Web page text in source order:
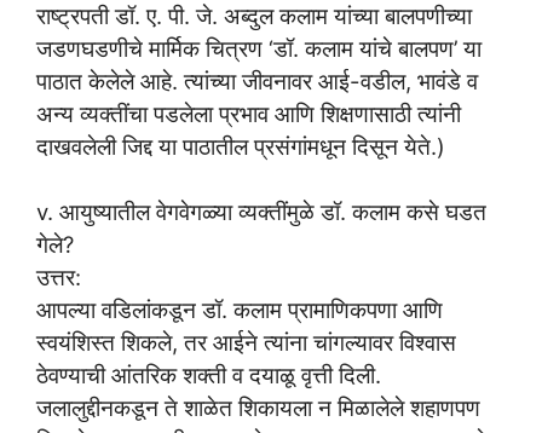
राष्ट्रपती डॉ. ए. पी. जे. अब्दुल कलाम यांच्या बालपणीच्या
जडणघडणीचे मार्मिक चित्रण ‘डॉ. कलाम यांचे बालपण’ या
पाठात केलेले आहे. त्यांच्या जीवनावर आई-वडील, भावंडे व
अन्य व्यक्तींचा पडलेला प्रभाव आणि शिक्षणासाठी त्यांनी
दाखवलेली जिद्द या पाठातील प्रसंगांमधून दिसून येते.)
v. आयुष्यातील वेगवेगळ्या व्यक्तींमुळे डॉ. कलाम कसे घडत
गेले?
उत्तर:
आपल्या वडिलांकडून डॉ. कलाम प्रामाणिकपणा आणि
स्वयंशिस्त शिकले, तर आईने त्यांना चांगल्यावर विश्वास
ठेवण्याची आंतरिक शक्ती व दयाळू वृत्ती दिली.
जलालुद्दीनकडून ते शाळेत शिकायला न मिळालेले शहाणपण